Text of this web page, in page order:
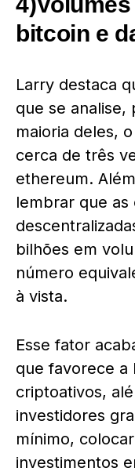
bitcoin e
Larry destaca
que se analise,
maioria deles,
cerca de três
ethereum.
lembrar que as
bilhões em
número
à vista.
Esse fator
que favorece a
criptoativos,
investidores
mínimo,
investimentos